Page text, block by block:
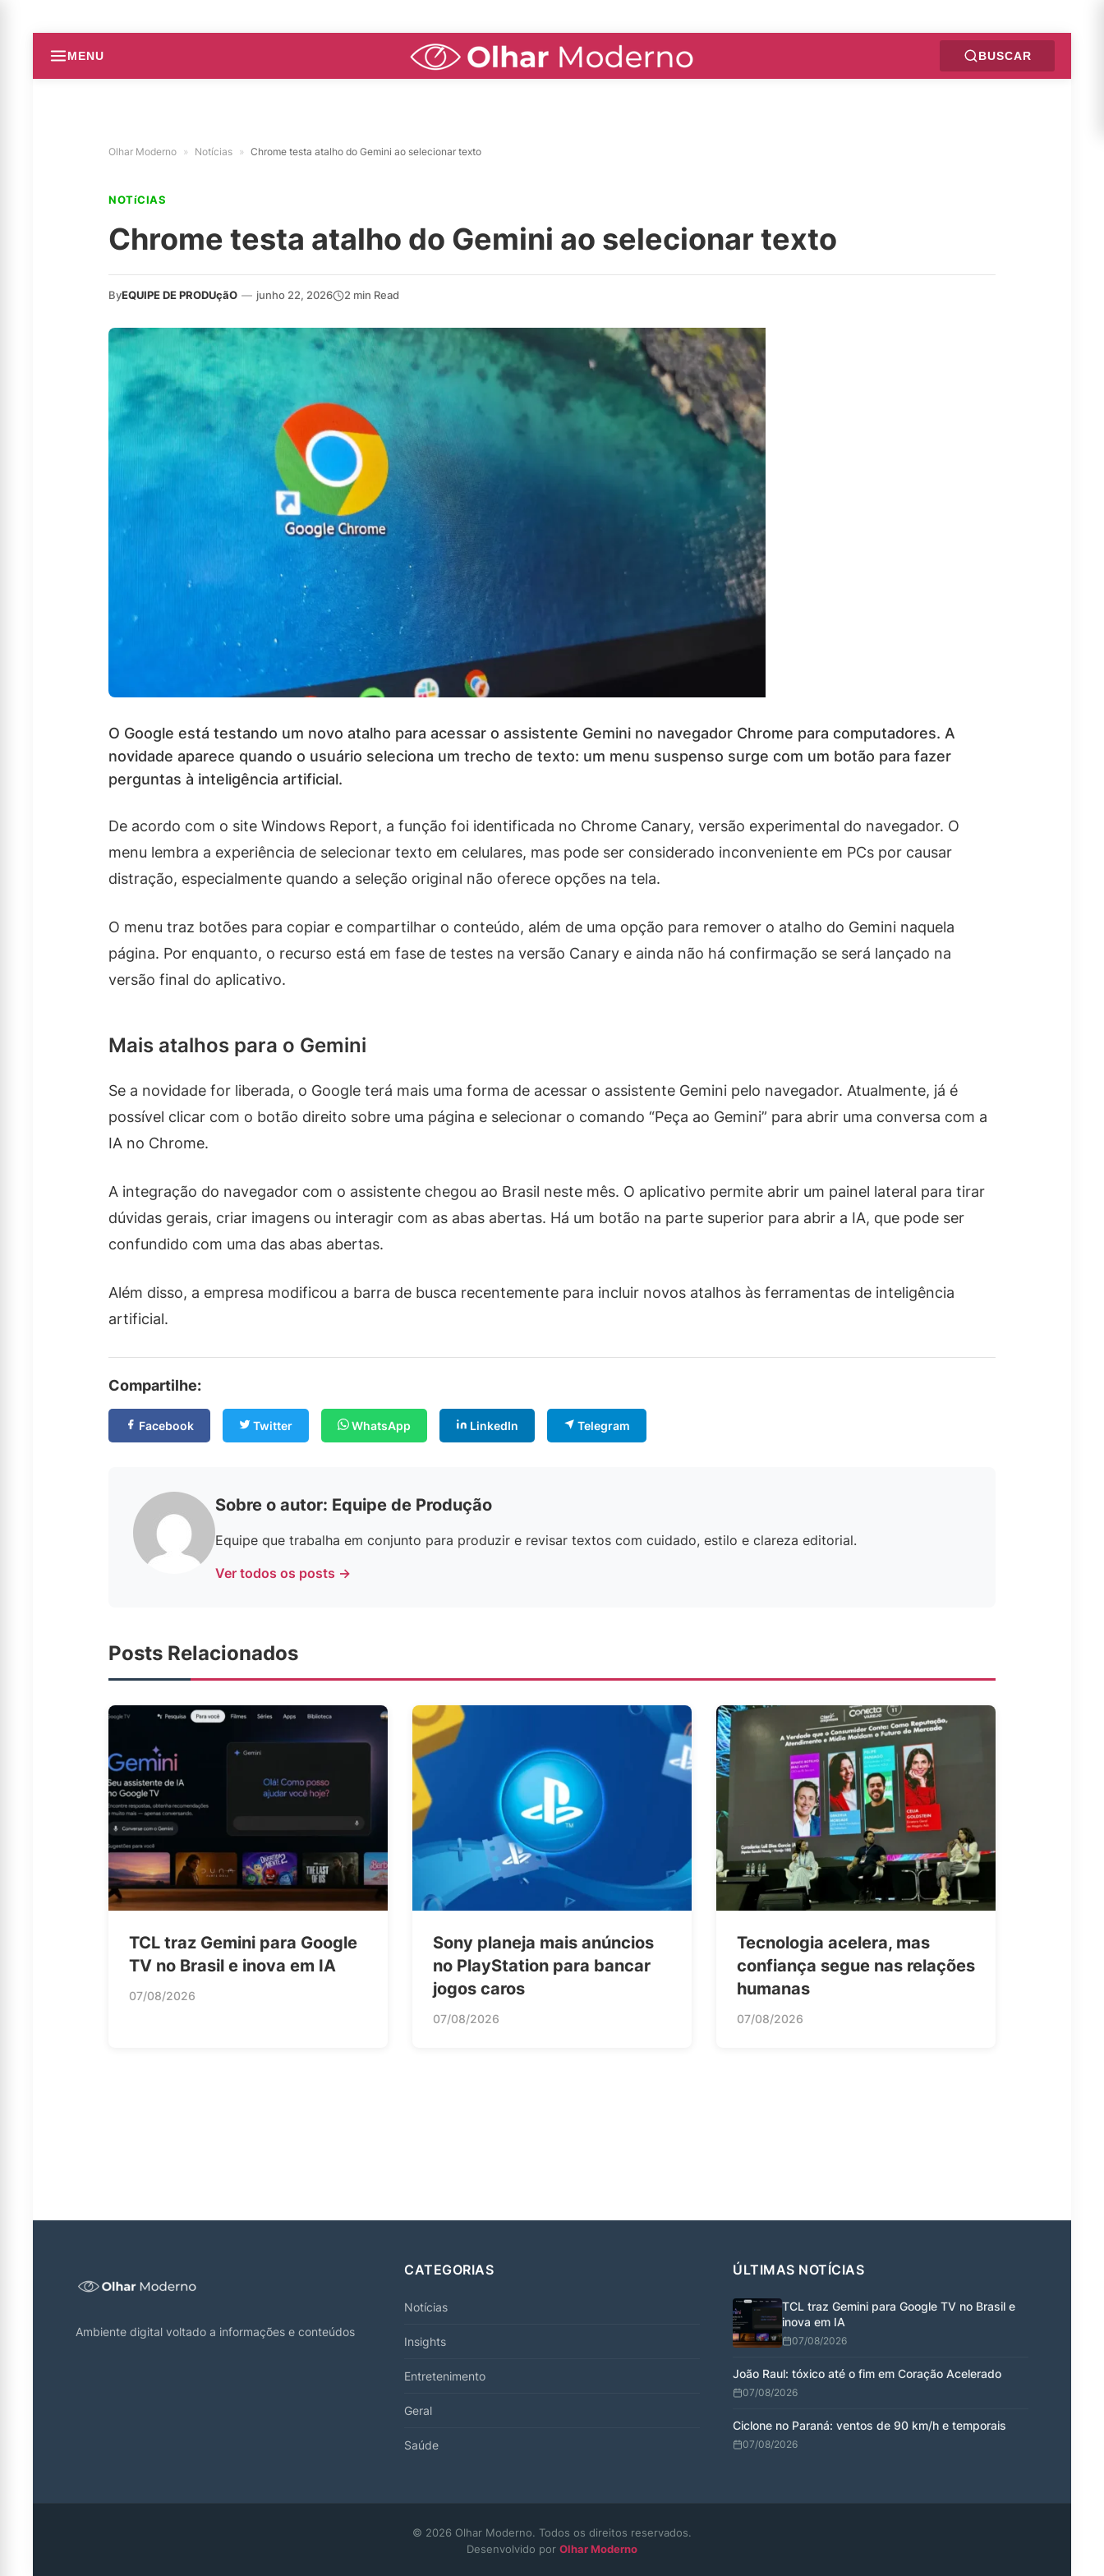
MENU BUSCAR
Olhar Moderno » Notícias » Chrome testa atalho do Gemini ao selecionar texto
NOTíCIAS
Chrome testa atalho do Gemini ao selecionar texto
ByEQUIPE DE PRODUçãO — junho 22, 2026 2 min Read
O Google está testando um novo atalho para acessar o assistente Gemini no navegador Chrome para computadores. A
novidade aparece quando o usuário seleciona um trecho de texto: um menu suspenso surge com um botão para fazer
perguntas à inteligência artificial.
De acordo com o site Windows Report, a função foi identificada no Chrome Canary, versão experimental do navegador. O
menu lembra a experiência de selecionar texto em celulares, mas pode ser considerado inconveniente em PCs por causar
distração, especialmente quando a seleção original não oferece opções na tela.
O menu traz botões para copiar e compartilhar o conteúdo, além de uma opção para remover o atalho do Gemini naquela
página. Por enquanto, o recurso está em fase de testes na versão Canary e ainda não há confirmação se será lançado na
versão final do aplicativo.
Mais atalhos para o Gemini
Se a novidade for liberada, o Google terá mais uma forma de acessar o assistente Gemini pelo navegador. Atualmente, já é
possível clicar com o botão direito sobre uma página e selecionar o comando “Peça ao Gemini” para abrir uma conversa com a
IA no Chrome.
A integração do navegador com o assistente chegou ao Brasil neste mês. O aplicativo permite abrir um painel lateral para tirar
dúvidas gerais, criar imagens ou interagir com as abas abertas. Há um botão na parte superior para abrir a IA, que pode ser
confundido com uma das abas abertas.
Além disso, a empresa modificou a barra de busca recentemente para incluir novos atalhos às ferramentas de inteligência
artificial.
Compartilhe:
Facebook Twitter WhatsApp LinkedIn Telegram
Sobre o autor: Equipe de Produção
Equipe que trabalha em conjunto para produzir e revisar textos com cuidado, estilo e clareza editorial.
Ver todos os posts →
Posts Relacionados
TCL traz Gemini para Google
TV no Brasil e inova em IA
07/08/2026
Sony planeja mais anúncios
no PlayStation para bancar
jogos caros
07/08/2026
Tecnologia acelera, mas
confiança segue nas relações
humanas
07/08/2026
Ambiente digital voltado a informações e conteúdos
CATEGORIAS
Notícias
Insights
Entretenimento
Geral
Saúde
ÚLTIMAS NOTÍCIAS
TCL traz Gemini para Google TV no Brasil e
inova em IA
07/08/2026
João Raul: tóxico até o fim em Coração Acelerado
07/08/2026
Ciclone no Paraná: ventos de 90 km/h e temporais
07/08/2026
© 2026 Olhar Moderno. Todos os direitos reservados.
Desenvolvido por Olhar Moderno